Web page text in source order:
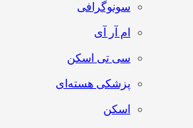
سونوگرافی
ام آر آی
سی تی اسکن
پزشکی هسته‌ای
اسکن